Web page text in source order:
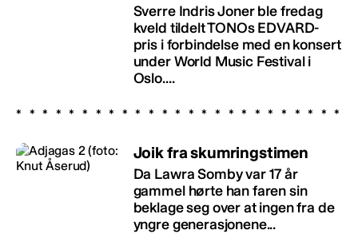
Sverre Indris Joner ble fredag
kveld tildelt TONOs EDVARD-
pris i forbindelse med en konsert
under World Music Festival i
Oslo....
Joik fra skumringstimen
Da Lawra Somby var 17 år
gammel hørte han faren sin
beklage seg over at ingen fra de
yngre generasjonene...